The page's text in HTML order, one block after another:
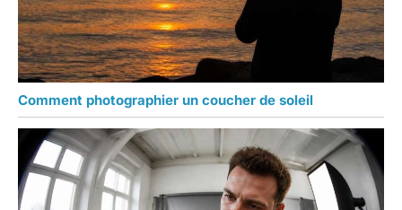
Comment photographier un coucher de soleil